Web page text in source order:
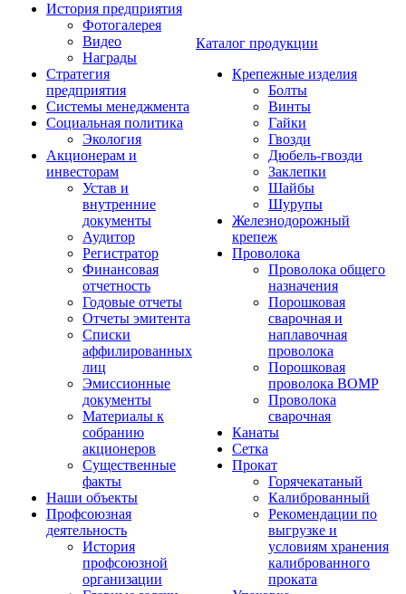
История предприятия
Фотогалерея
Видео
Награды
Стратегия
предприятия
Системы менеджмента
Социальная политика
Экология
Акционерам и
инвесторам
Устав и
внутренние
документы
Аудитор
Регистратор
Финансовая
отчетность
Годовые отчеты
Отчеты эмитента
Списки
аффилированных
лиц
Эмиссионные
документы
Материалы к
собранию
акционеров
Существенные
факты
Наши объекты
Профсоюзная
деятельность
История
профсоюзной
организации
Каталог продукции
Крепежные изделия
Болты
Винты
Гайки
Гвозди
Дюбель-гвозди
Заклепки
Шайбы
Шурупы
Железнодорожный
крепеж
Проволока
Проволока общего
назначения
Порошковая
сварочная и
наплавочная
проволока
Порошковая
проволока ВОМР
Проволока
сварочная
Канаты
Сетка
Прокат
Горячекатаный
Калиброванный
Рекомендации по
выгрузке и
условиям хранения
калиброванного
проката